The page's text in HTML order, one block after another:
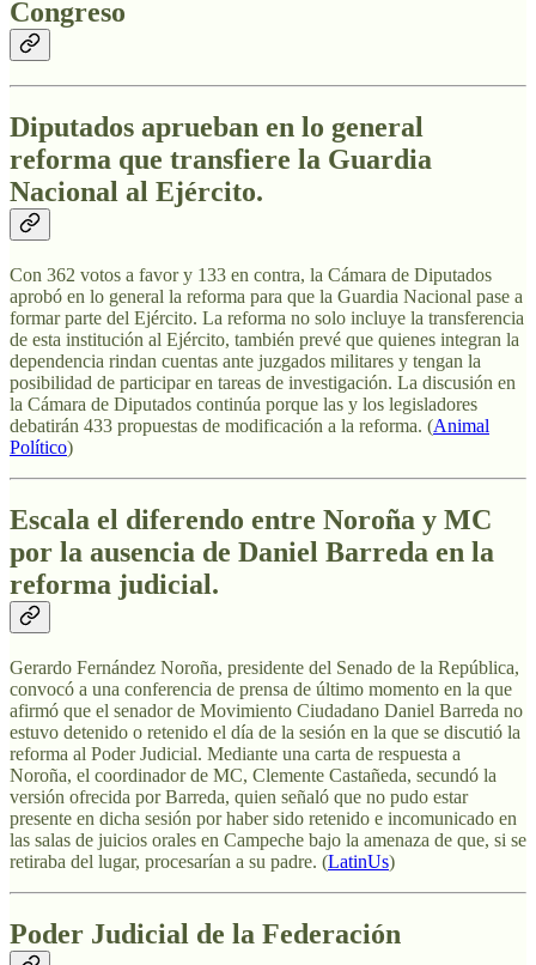
Congreso
Diputados aprueban en lo general
reforma que transfiere la Guardia
Nacional al Ejército.
Con 362 votos a favor y 133 en contra, la Cámara de Diputados
aprobó en lo general la reforma para que la Guardia Nacional pase a
formar parte del Ejército. La reforma no solo incluye la transferencia
de esta institución al Ejército, también prevé que quienes integran la
dependencia rindan cuentas ante juzgados militares y tengan la
posibilidad de participar en tareas de investigación. La discusión en
la Cámara de Diputados continúa porque las y los legisladores
debatirán 433 propuestas de modificación a la reforma. (Animal
Político)
Escala el diferendo entre Noroña y MC
por la ausencia de Daniel Barreda en la
reforma judicial.
Gerardo Fernández Noroña, presidente del Senado de la República,
convocó a una conferencia de prensa de último momento en la que
afirmó que el senador de Movimiento Ciudadano Daniel Barreda no
estuvo detenido o retenido el día de la sesión en la que se discutió la
reforma al Poder Judicial. Mediante una carta de respuesta a
Noroña, el coordinador de MC, Clemente Castañeda, secundó la
versión ofrecida por Barreda, quien señaló que no pudo estar
presente en dicha sesión por haber sido retenido e incomunicado en
las salas de juicios orales en Campeche bajo la amenaza de que, si se
retiraba del lugar, procesarían a su padre. (LatinUs)
Poder Judicial de la Federación